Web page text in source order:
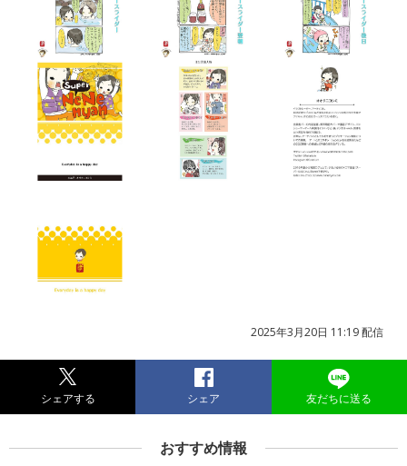
2025年3月20日 11:19 配信
シェアする シェア 友だちに送る
おすすめ情報